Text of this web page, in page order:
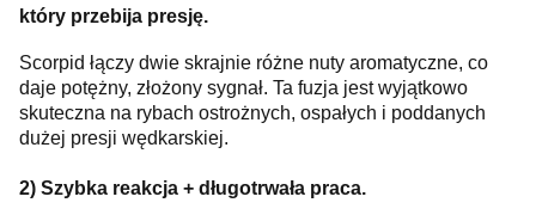
który przebija presję.
Scorpid łączy dwie skrajnie różne nuty aromatyczne, co
daje potężny, złożony sygnał. Ta fuzja jest wyjątkowo
skuteczna na rybach ostrożnych, ospałych i poddanych
dużej presji wędkarskiej.
2) Szybka reakcja + długotrwała praca.